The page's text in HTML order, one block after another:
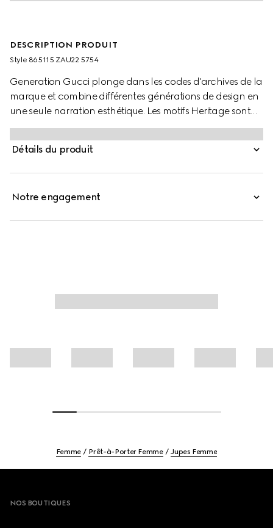
DESCRIPTION PRODUIT
Style ‎865115 ZAU22 5754
Generation Gucci plonge dans les codes d'archives de la
marque et combine différentes générations de design en
une seule narration esthétique. Les motifs Heritage sont
vus sous un nouveau jour à travers un prisme
contemporain et des silhouettes sans effort.
Confectionnée en soie, cette jupe midi Modèle plissé est
Détails du produit
Notre engagement
Femme Prêt-à-Porter Femme Jupes Femme
NOS BOUTIQUES